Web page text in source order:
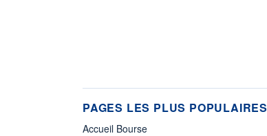
PAGES LES PLUS POPULAIRES
Accueil Bourse